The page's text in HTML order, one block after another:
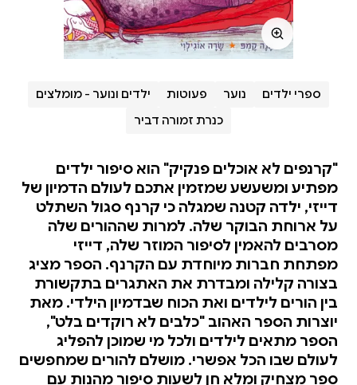
ספרי ילדים נוער פעוטות
ילדים ונוער - מומלצים
כנרת זמורה דביר
"קרנפים לא אוכלים פנקיק" הוא סיפור ילדים
מפתיע ומשעשע שמזמין אתכם לעולם הדמיון של
דייזי, ילדה קטנה שמגלה כי קרנף סגול השתלט
על ארוחת הבוקר שלה. למרות שההורים שלה
מסרבים להאמין לסיפור המוזר שלה, דייזי
מפתחת חברות מיוחדת עם הקרנף. הספר מציג
בצורה קלילה ומבדרת את האתגרים בתקשורת
בין הורים לילדים ואת הכוח שבדמיון הילדי. מאת
יוצרות הספר האהוב "כלבים לא רוקדים בלט",
הספר מתאים לילדים ולכל מי שמוכן להפליג
לעולם שבו הכל אפשרי. מושלם להורים שמחפשים
ספר מצחיק ומלא חן לשעות סיפור מהנות עם